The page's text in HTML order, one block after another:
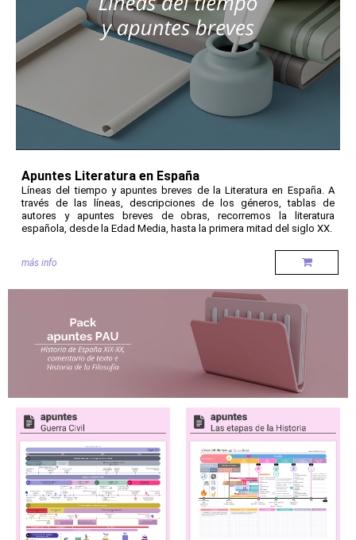
Apuntes Literatura en España
Líneas del tiempo y apuntes breves de la Literatura en España. A
través de las líneas, descripciones de los géneros, tablas de
autores y apuntes breves de obras, recorremos la literatura
española, desde la Edad Media, hasta la primera mitad del siglo XX.
más info